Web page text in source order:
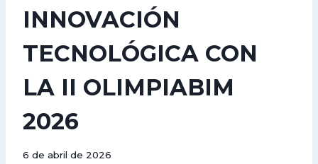
INNOVACIÓN
TECNOLÓGICA CON
LA II OLIMPIABIM
2026
6 de abril de 2026